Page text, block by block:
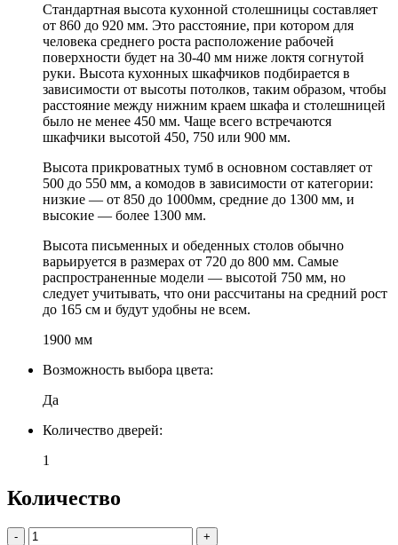
Стандартная высота кухонной столешницы составляет
от 860 до 920 мм. Это расстояние, при котором для
человека среднего роста расположение рабочей
поверхности будет на 30-40 мм ниже локтя согнутой
руки. Высота кухонных шкафчиков подбирается в
зависимости от высоты потолков, таким образом, чтобы
расстояние между нижним краем шкафа и столешницей
было не менее 450 мм. Чаще всего встречаются
шкафчики высотой 450, 750 или 900 мм.
Высота прикроватных тумб в основном составляет от
500 до 550 мм, а комодов в зависимости от категории:
низкие — от 850 до 1000мм, средние до 1300 мм, и
высокие — более 1300 мм.
Высота письменных и обеденных столов обычно
варьируется в размерах от 720 до 800 мм. Самые
распространенные модели — высотой 750 мм, но
следует учитывать, что они рассчитаны на средний рост
до 165 см и будут удобны не всем.
1900 мм
Возможность выбора цвета:
Да
Количество дверей:
1
Количество
- +